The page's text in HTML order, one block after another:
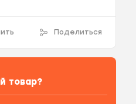
Поделиться
товар?